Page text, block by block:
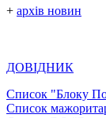
+ архів новин
ДОВІДНИК
Список "Блоку
Список